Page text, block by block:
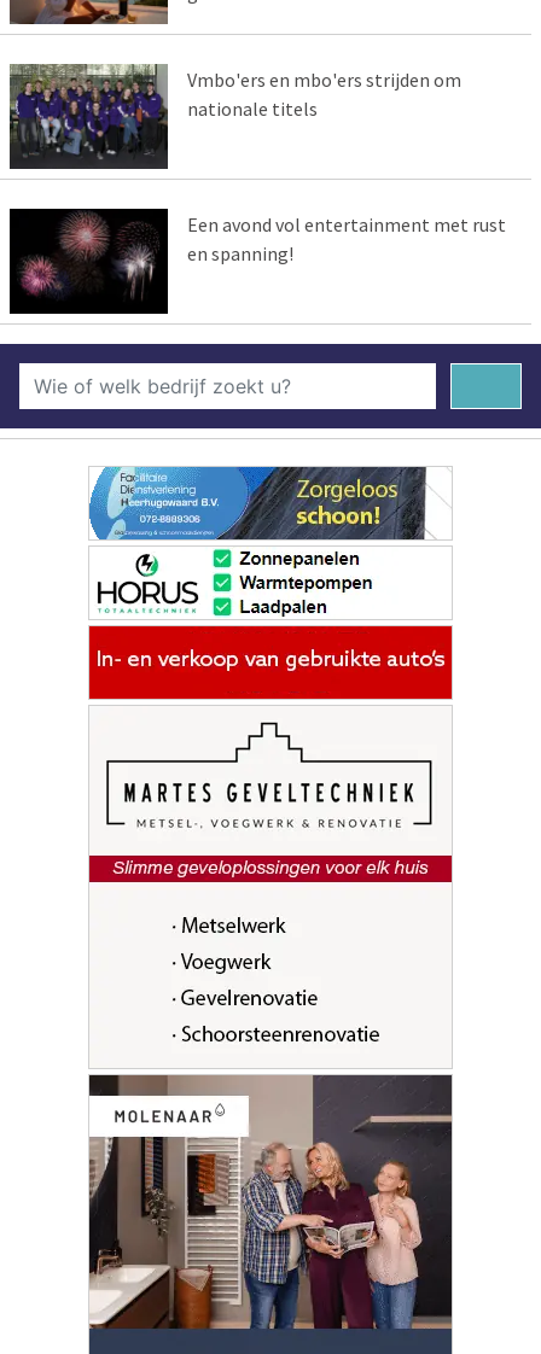
Vmbo'ers en mbo'ers strijden om
nationale titels
Een avond vol entertainment met rust
en spanning!